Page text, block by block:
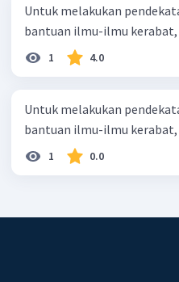
Untuk melakukan
bantuan ilmu-ilmu
1 4.0
Untuk melakukan
bantuan ilmu-ilmu
1 0.0